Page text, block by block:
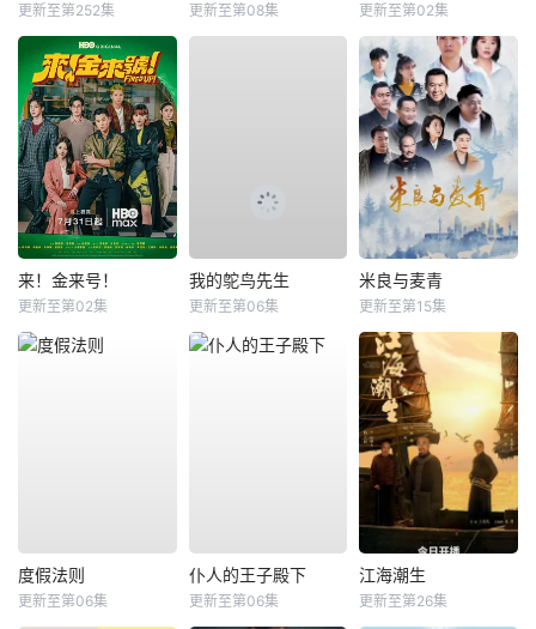
更新至第252集 更新至第08集 更新至第02集
来！金来号！
更新至第02集
我的鸵鸟先生
更新至第06集
米良与麦青
更新至第15集
度假法则
更新至第06集
仆人的王子殿下
更新至第06集
江海潮生
更新至第26集